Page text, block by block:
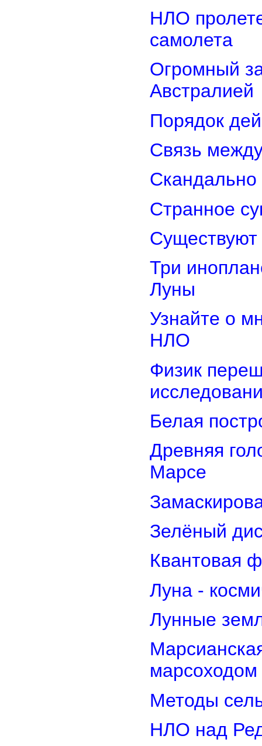
НЛО
самолета
Огромный
Австралией
Порядок
Связь
Странное
Три
Луны
Узнайте о
НЛО
Физик
Белая
Древняя
Марсе
Зелёный
Квантовая
Луна -
Лунные
марсоходом
Методы
НЛО над